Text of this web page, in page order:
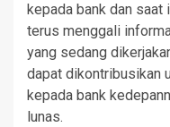
kepada bank dan saat
terus menggali
yang sedang
dapat dikontribusikan
kepada bank
lunas.